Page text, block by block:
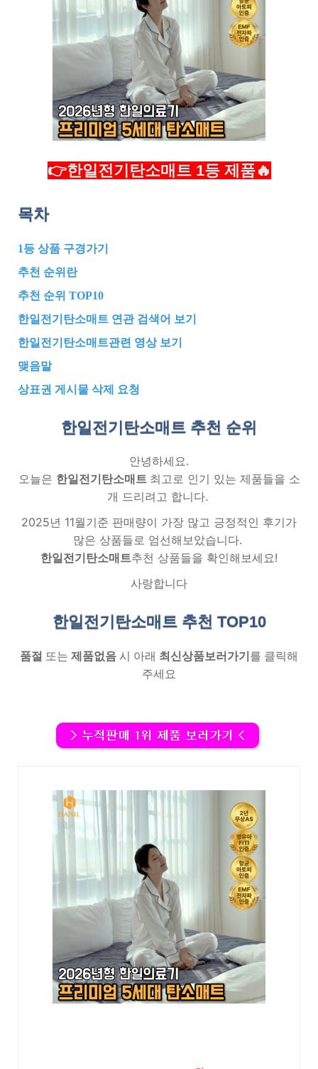
👉한일전기탄소매트 1등 제품🔥
목차
1등 상품 구경가기
추천 순위란
추천 순위 TOP10
한일전기탄소매트 연관 검색어 보기
한일전기탄소매트관련 영상 보기
맺음말
상표권 게시물 삭제 요청
한일전기탄소매트 추천 순위
안녕하세요.
오늘은 한일전기탄소매트 최고로 인기 있는 제품들을 소
개 드리려고 합니다.
2025년 11월기준 판매량이 가장 많고 긍정적인 후기가
많은 상품들로 엄선해보았습니다.
한일전기탄소매트추천 상품들을 확인해보세요!
사랑합니다
한일전기탄소매트 추천 TOP10
품절 또는 제품없음 시 아래 최신상품보러가기 를 클릭해
주세요